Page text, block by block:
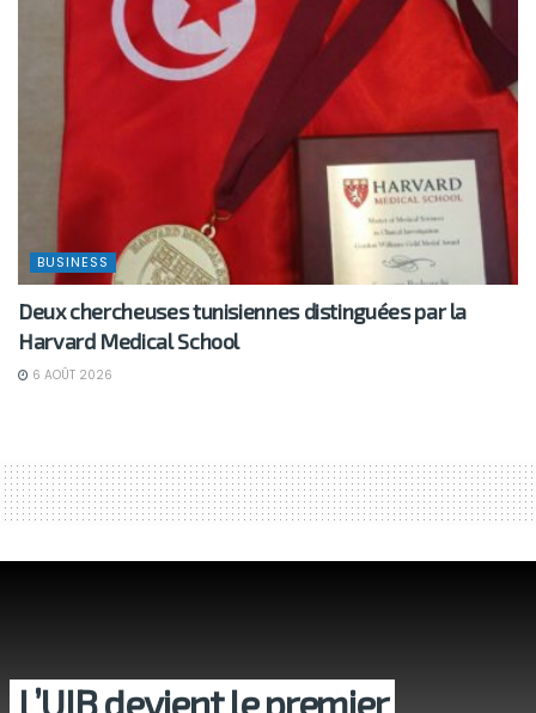
BUSINESS
Deux chercheuses tunisiennes distinguées par la
Harvard Medical School
6 AOÛT 2026
L’UIB devient le premier